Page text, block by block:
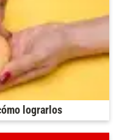
lograrlos